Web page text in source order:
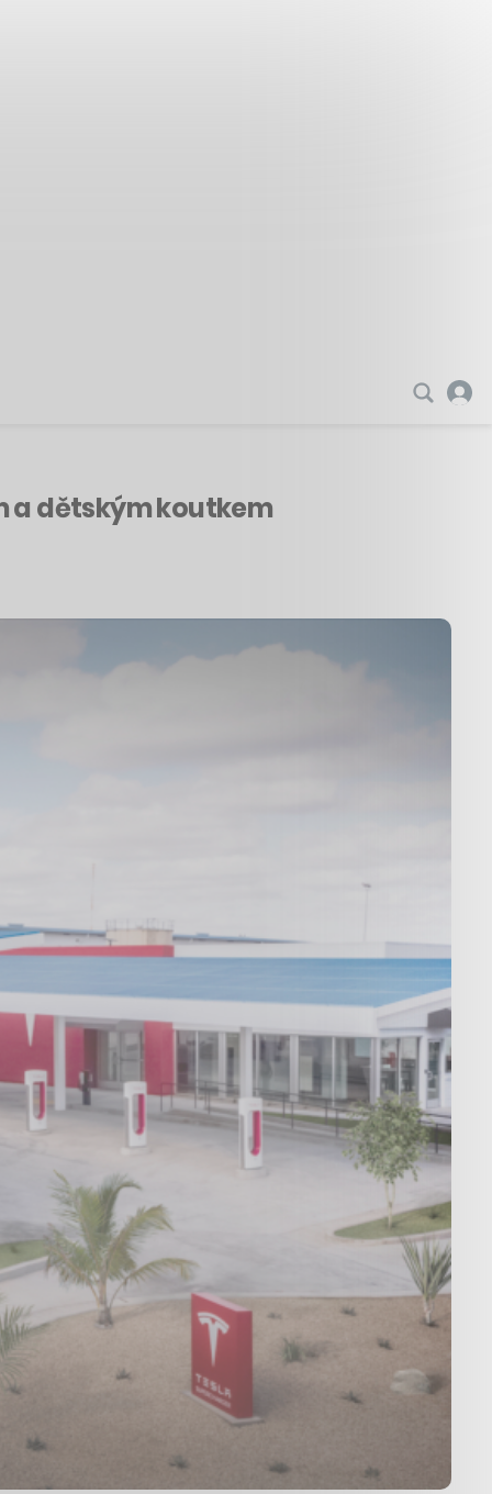
a dětským koutkem